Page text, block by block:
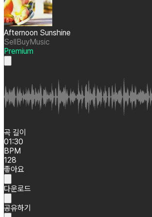
Afternoon Sunshine
SellBuyMusic
Premium
곡 길이
01:30
BPM
128
좋아요
다운로드
공유하기